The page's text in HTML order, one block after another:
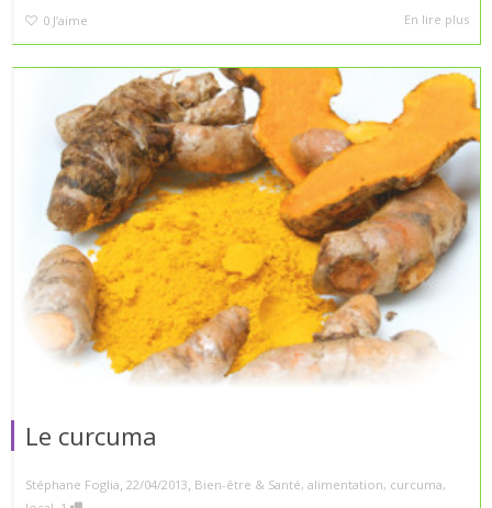
0 J’aime En lire plus
Le curcuma
Stéphane Foglia, 22/04/2013, Bien-être & Santé, alimentation, curcuma,